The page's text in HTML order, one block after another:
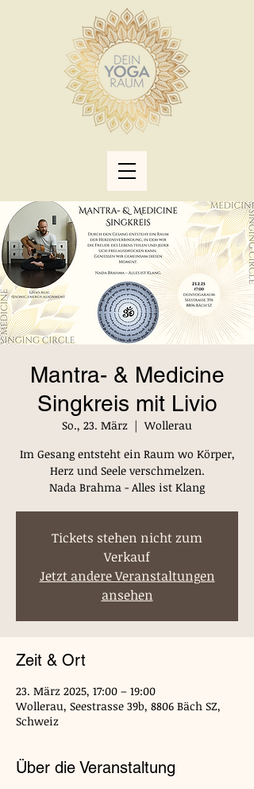
Mantra- & Medicine
Singkreis mit Livio
So., 23. März
  |
Wollerau
Im Gesang entsteht ein Raum wo Körper,
Herz und Seele verschmelzen.
Nada Brahma - Alles ist Klang
Tickets stehen nicht zum
Verkauf
Jetzt andere Veranstaltungen
ansehen
Zeit & Ort
23. März 2025, 17:00 – 19:00
Wollerau, Seestrasse 39b, 8806 Bäch SZ,
Schweiz
Über die Veranstaltung